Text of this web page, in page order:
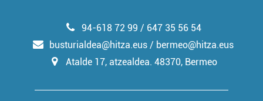
94-618 72 99 / 647 35 56 54
busturialdea@hitza.eus / bermeo@hitza.eus
Atalde 17, atzealdea. 48370, Bermeo